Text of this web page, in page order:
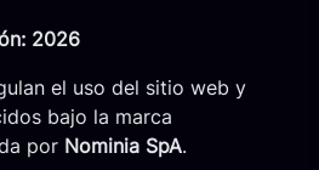
2026
el uso del sitio web y
bajo la marca
por Nominia SpA.